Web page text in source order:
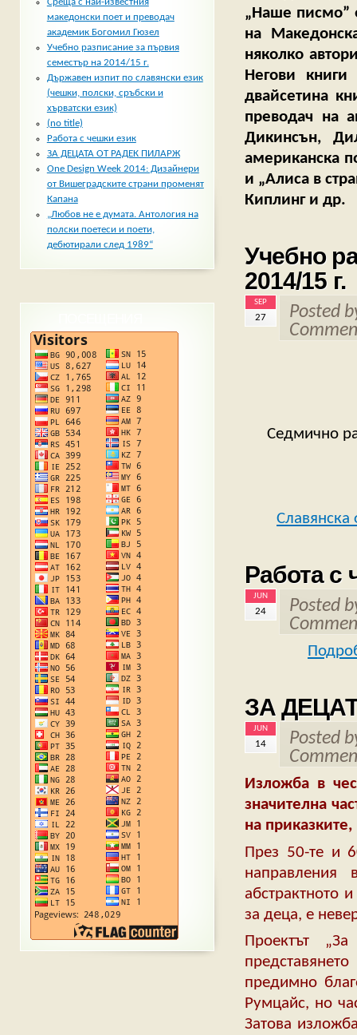
„Наше писмо”
на
няколко
Негови
двайсетина
преводач на
Дикинсън,
американска
и „Алиса в
Киплинг и др.
Учебно
2014/15 г.
SEP
27
Posted
Седмично
Славянска
Работа с
JUN
24
Posted
ЗА
JUN
14
Posted
Изложба в
значителна
на
През 50-те и
направления
абстрактното
за деца, е
Проектът
предимно
Румцайс, но
Затова
Среща с най-известния
македонски поет и преводач
академик Богомил Гюзел
Учебно разписание за първия
семестър на 2014/15 г.
Държавен изпит по славянски език
(чешки, полски, сръбски и
хърватски език)
(no title)
Работа с чешки език
ЗА ДЕЦАТА ОТ РАДЕК ПИЛАРЖ
One Design Week 2014: Дизайнери
от Вишеградските страни променят
Капана
„Любов не е думата. Антология на
полски поетеси и поети,
дебютирали след 1989“